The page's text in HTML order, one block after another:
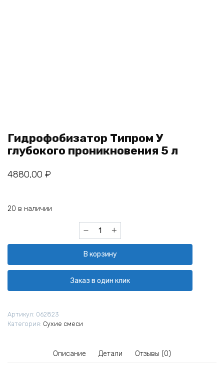
Гидрофобизатор Типром У
глубокого проникновения 5 л
4880,00 ₽
20 в наличии
Количество
товара
Типром
У
глубокого
проникновения
В корзину
Заказ в один клик
Артикул: 062823
Категория: Сухие смеси
Описание Детали Отзывы (0)